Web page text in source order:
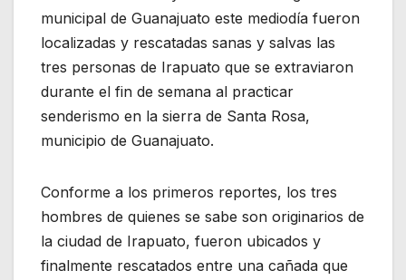
municipal de Guanajuato este mediodía fueron
localizadas y rescatadas sanas y salvas las
tres personas de Irapuato que se extraviaron
durante el fin de semana al practicar
senderismo en la sierra de Santa Rosa,
municipio de Guanajuato.
Conforme a los primeros reportes, los tres
hombres de quienes se sabe son originarios de
la ciudad de Irapuato, fueron ubicados y
finalmente rescatados entre una cañada que